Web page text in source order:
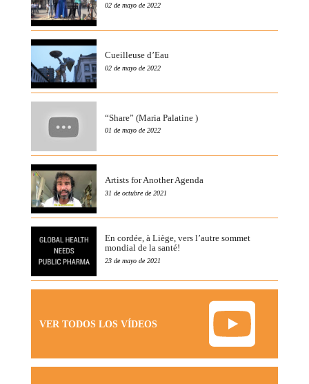
02 de mayo de 2022
Cueilleuse d’Eau
02 de mayo de 2022
“Share” (Maria Palatine )
01 de mayo de 2022
Artists for Another Agenda
31 de octubre de 2021
En cordée, à Liège, vers l’autre sommet
mondial de la santé!
23 de mayo de 2021
VER TODOS LOS VÍDEOS